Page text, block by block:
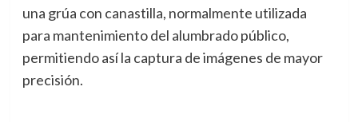
una grúa con canastilla, normalmente utilizada
para mantenimiento del alumbrado público,
permitiendo así la captura de imágenes de mayor
precisión.